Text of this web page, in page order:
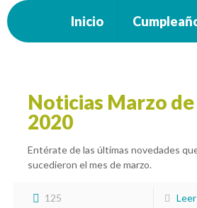
Inicio
Noticias Marzo de
2020
Entérate de las últimas novedades
sucedieron el mes de marzo.
125